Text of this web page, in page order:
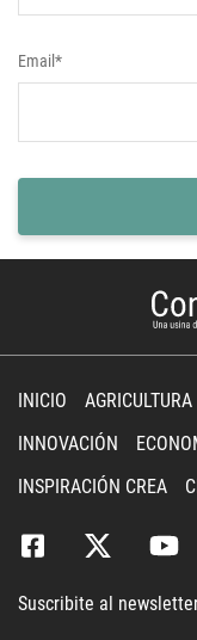
Email*
INICIO AGRICULTURA
INNOVACIÓN
INSPIRACIÓN CREA
Suscribite al